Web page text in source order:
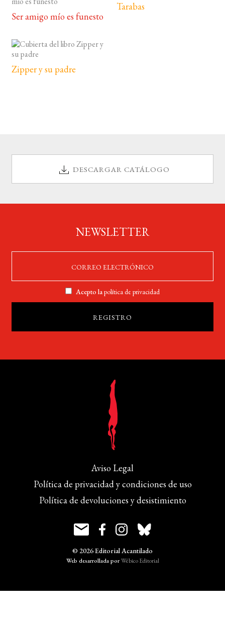
Ser amigo mío es funesto
Tarabas
Zipper y su padre
DESCARGAR CATÁLOGO
NEWSLETTER
Acepto lapolítica de privacidad
Aviso Legal
Política de privacidad y condiciones de uso
Política de devoluciones y desistimiento
© 2026 Editorial Acantilado
Web desarrollada porWébico Editorial